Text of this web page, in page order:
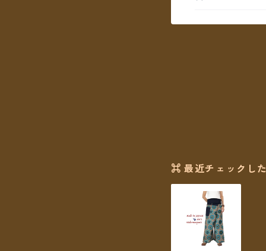
⌘ 最近チェックし